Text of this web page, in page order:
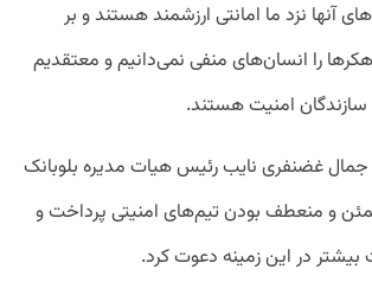
آنها نزد ما امانتی ارزشمند هستند و بر
را انسان‌های منفی نمی‌دانیم و معتقدیم
امنیت هستند.
جمال غضنفری نایب رئیس هیات مدیره بلوبانک
و منعطف بودن تیم‌های امنیتی پرداخت و
بیشتر در این زمینه دعوت کرد.